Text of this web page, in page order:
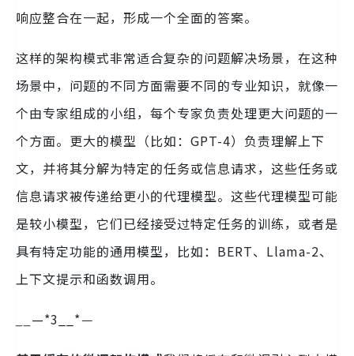
响应整合在一起，形成一个全面的答案。
这样的架构模式非常适合复杂的问题解决场景，在这种
场景中，问题的不同方面需要不同的专业知识，就像一
个由专家组成的小组，每个专家负责处理更大问题的一
个方面。更大的模型（比如：GPT-4）负责理解上下
文，并将其分解为特定的任务或信息请求，这些任务或
信息请求被传递给更小的代理模型。这些代理模型可能
是较小模型，它们已经接受过特定任务的训练，或者是
具有特定功能的通用模型，比如：BERT、Llama-2、
上下文提示和函数调用。
—*3__*—